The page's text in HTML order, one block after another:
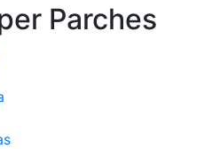
Parches